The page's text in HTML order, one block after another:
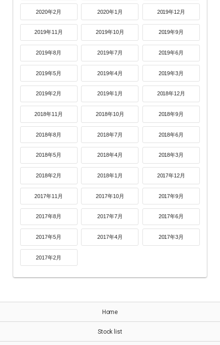
2020年2月 2020年1月 2019年12月
2019年11月 2019年10月 2019年9月
2019年8月 2019年7月 2019年6月
2019年5月 2019年4月 2019年3月
2019年2月 2019年1月 2018年12月
2018年11月 2018年10月 2018年9月
2018年8月 2018年7月 2018年6月
2018年5月 2018年4月 2018年3月
2018年2月 2018年1月 2017年12月
2017年11月 2017年10月 2017年9月
2017年8月 2017年7月 2017年6月
2017年5月 2017年4月 2017年3月
2017年2月
Home
Stock list